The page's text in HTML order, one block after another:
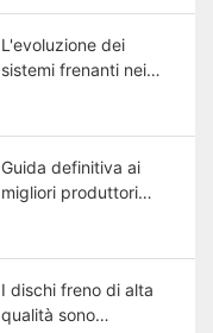
L'evoluzione dei
sistemi frenanti nei
Guida definitiva ai
migliori produttori
I dischi freno di alta
qualità sono